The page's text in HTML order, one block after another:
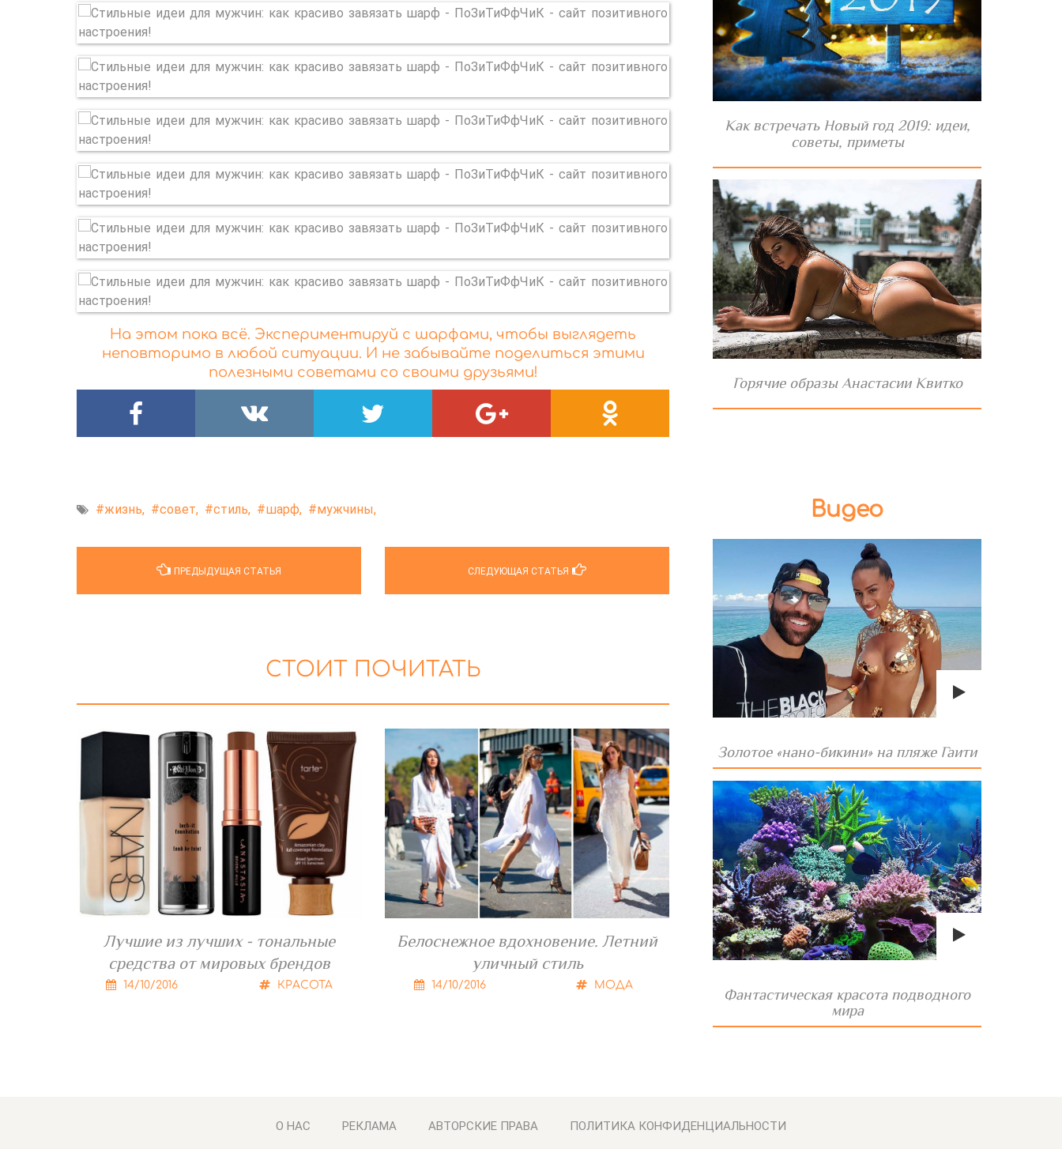
На этом пока всё. Экспериментируй с шарфами, чтобы выглядеть
неповторимо в любой ситуации. И не забывайте поделиться этими
полезными советами со своими друзьями!
жизнь, совет, стиль, шарф, мужчины,
ПРЕДЫДУЩАЯ СТАТЬЯ СЛЕДУЮЩАЯ СТАТЬЯ
СТОИТ ПОЧИТАТЬ
Лучшие из лучших - тональные
средства от мировых брендов
14/10/2016 КРАСОТА
Белоснежное вдохновение. Летний
уличный стиль
14/10/2016 МОДА
Как встречать Новый год 2019: идеи,
советы, приметы
Горячие образы Анастасии Квитко
Видео
Золотое «нано-бикини» на пляже Гаити
Фантастическая красота подводного
мира
О НАС РЕКЛАМА АВТОРСКИЕ ПРАВА ПОЛИТИКА КОНФИДЕНЦИАЛЬНОСТИ